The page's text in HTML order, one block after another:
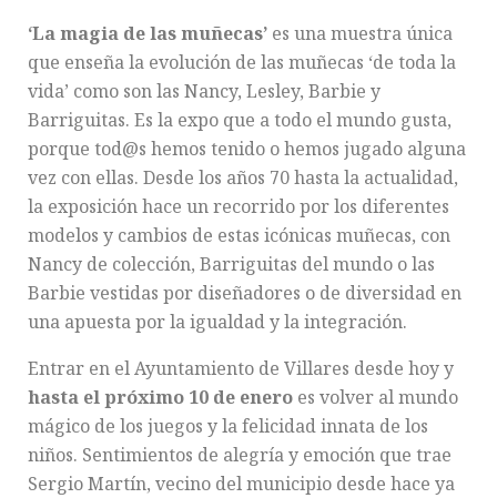
‘La magia de las muñecas’ es una muestra única
que enseña la evolución de las muñecas ‘de toda la
vida’ como son las Nancy, Lesley, Barbie y
Barriguitas. Es la expo que a todo el mundo gusta,
porque tod@s hemos tenido o hemos jugado alguna
vez con ellas. Desde los años 70 hasta la actualidad,
la exposición hace un recorrido por los diferentes
modelos y cambios de estas icónicas muñecas, con
Nancy de colección, Barriguitas del mundo o las
Barbie vestidas por diseñadores o de diversidad en
una apuesta por la igualdad y la integración.
Entrar en el Ayuntamiento de Villares desde hoy y
hasta el próximo 10 de enero es volver al mundo
mágico de los juegos y la felicidad innata de los
niños. Sentimientos de alegría y emoción que trae
Sergio Martín, vecino del municipio desde hace ya